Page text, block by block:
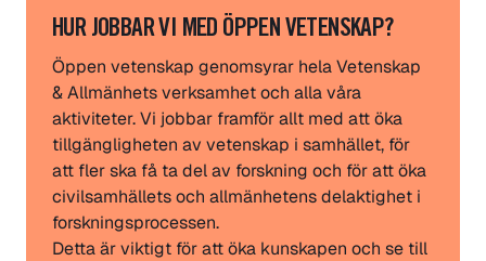
HUR JOBBAR VI MED ÖPPEN VETENSKAP?
Öppen vetenskap genomsyrar hela Vetenskap
& Allmänhets verksamhet och alla våra
aktiviteter. Vi jobbar framför allt med att öka
tillgängligheten av vetenskap i samhället, för
att fler ska få ta del av forskning och för att öka
civilsamhällets och allmänhetens delaktighet i
forskningsprocessen.
Detta är viktigt för att öka kunskapen och se till